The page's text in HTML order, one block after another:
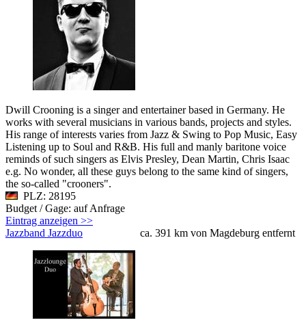
Dwill Crooning is a singer and entertainer based in Germany. He
works with several musicians in various bands, projects and styles.
His range of interests varies from Jazz & Swing to Pop Music, Easy
Listening up to Soul and R&B. His full and manly baritone voice
reminds of such singers as Elvis Presley, Dean Martin, Chris Isaac
e.g. No wonder, all these guys belong to the same kind of singers,
the so-called "crooners".
PLZ: 28195
Budget / Gage: auf Anfrage
Eintrag anzeigen >>
ca. 391 km von Magdeburg entfernt
Jazzband Jazzduo